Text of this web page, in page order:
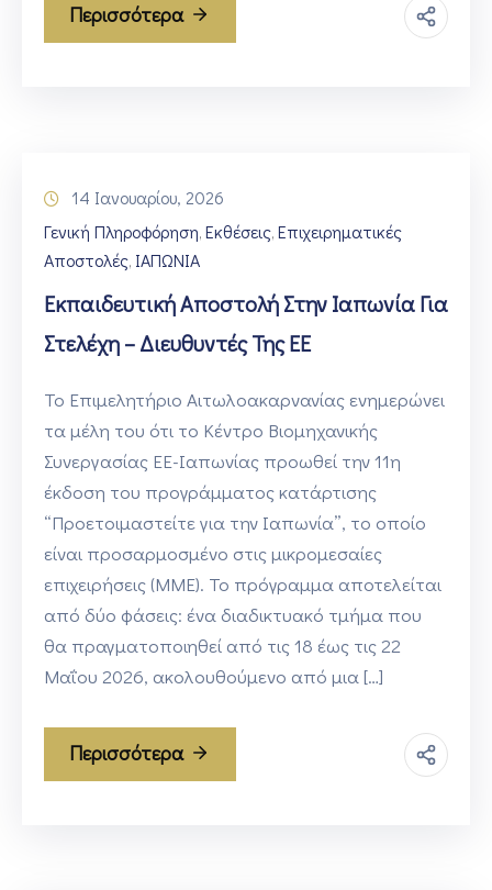
Περισσότερα
14 Ιανουαρίου, 2026
Γενική Πληροφόρηση‚ Εκθέσεις‚ Επιχειρηματικές
Αποστολές‚ ΙΑΠΩΝΙΑ
Εκπαιδευτική Αποστολή Στην Ιαπωνία Για
Στελέχη – Διευθυντές Της ΕΕ
Το Επιμελητήριο Αιτωλοακαρνανίας ενημερώνει
τα μέλη του ότι το Κέντρο Βιομηχανικής
Συνεργασίας ΕΕ-Ιαπωνίας προωθεί την 11η
έκδοση του προγράμματος κατάρτισης
“Προετοιμαστείτε για την Ιαπωνία”, το οποίο
είναι προσαρμοσμένο στις μικρομεσαίες
επιχειρήσεις (ΜΜΕ). Το πρόγραμμα αποτελείται
από δύο φάσεις: ένα διαδικτυακό τμήμα που
θα πραγματοποιηθεί από τις 18 έως τις 22
Μαΐου 2026, ακολουθούμενο από μια […]
Περισσότερα